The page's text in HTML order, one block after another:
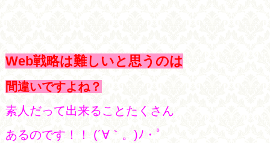
Web戦略は難しいと思うのは
間違いですよね？
素人だって出来ることたくさん
あるのです！！ (´∀｀。)ﾉ・ﾟ